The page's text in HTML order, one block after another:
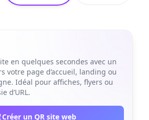
en quelques secondes avec un
votre page d’accueil, landing ou
Idéal pour affiches, flyers ou
d’URL.
Créer un QR site web